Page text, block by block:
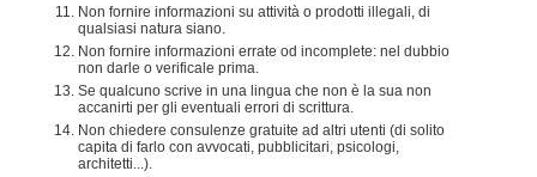
Non fornire informazioni su attività o prodotti illegali, di
qualsiasi natura siano.
Non fornire informazioni errate od incomplete: nel dubbio
non darle o verificale prima.
Se qualcuno scrive in una lingua che non è la sua non
accanirti per gli eventuali errori di scrittura.
Non chiedere consulenze gratuite ad altri utenti (di solito
capita di farlo con avvocati, pubblicitari, psicologi,
architetti...).